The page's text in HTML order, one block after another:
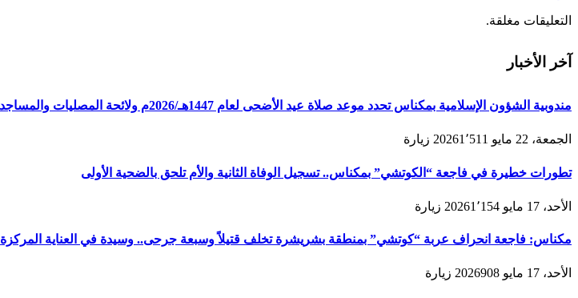
التعليقات مغلقة.
آخر الأخبار
مندوبية الشؤون الإسلامية بمكناس تحدد موعد صلاة عيد الأضحى لعام 1447هـ/2026م ولائحة المصليات والمساجد الجامعة
الجمعة، 22 مايو 2026 1٬511 زيارة
تطورات خطيرة في فاجعة “الكوتشي” بمكناس.. تسجيل الوفاة الثانية والأم تلحق بالضحية الأولى
الأحد، 17 مايو 2026 1٬154 زيارة
مكناس: فاجعة انحراف عربة “كوتشي” بمنطقة بشريشرة تخلف قتيلاً وسبعة جرحى.. وسيدة في العناية المركزة
الأحد، 17 مايو 2026 908 زيارة